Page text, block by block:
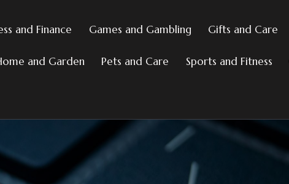
and Finance Games and Gambling Gifts and Care
and Garden Pets and Care Sports and Fitness